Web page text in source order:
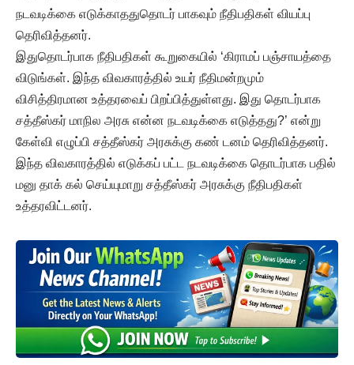
நடவடிக்கை எடுக்காததுதொடர் பாகவும் நீதிபதிகள் வியப்பு
தெரிவித்தனர்.
இதுதொடர்பாக நீதிபதிகள் கூறுகையில் ‘கிராமப் பஞ்சாயத்தை
விடுங்கள். இந்த விவகாரத்தில் உயர் நீதிமன்றமும்
விசித்திரமான உத்தரவைப் பிறப்பித்துள்ளது. இது தொடர்பாக
சத்தீஸ்கர் மாநில அரசு என்ன நடவடிக்கை எடுத்தது?’ என்று
கேள்வி எழுப்பி சத்தீஸ்கர் அரசுக்கு கண் டனம் தெரிவித்தனர்.
இந்த விவகாரத்தில் எடுக்கப் பட்ட நடவடிக்கை தொடர்பாக பதில்
மனு தாக் கல் செய்யுமாறு சத்தீஸ்கர் அரசுக்கு நீதிபதிகள்
உத்தரவிட்டனர்.